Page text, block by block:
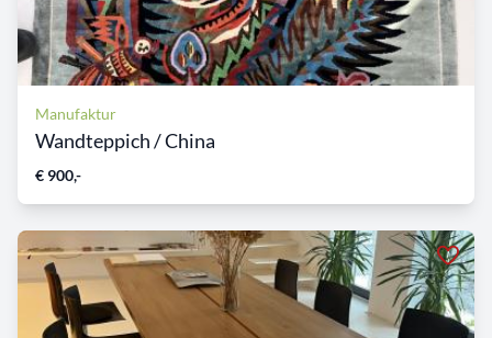
Manufaktur
Wandteppich / China
€ 900,-